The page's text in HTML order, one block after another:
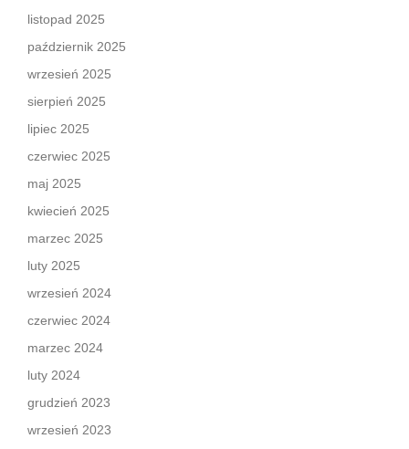
listopad 2025
październik 2025
wrzesień 2025
sierpień 2025
lipiec 2025
czerwiec 2025
maj 2025
kwiecień 2025
marzec 2025
luty 2025
wrzesień 2024
czerwiec 2024
marzec 2024
luty 2024
grudzień 2023
wrzesień 2023